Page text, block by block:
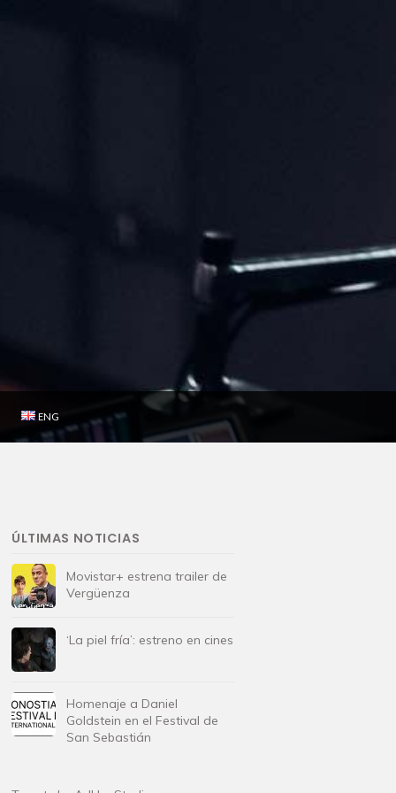
ENG
ÚLTIMAS NOTICIAS
Movistar+ estrena trailer de
Vergüenza
‘La piel fría’: estreno en cines
Homenaje a Daniel
Goldstein en el Festival de
San Sebastián